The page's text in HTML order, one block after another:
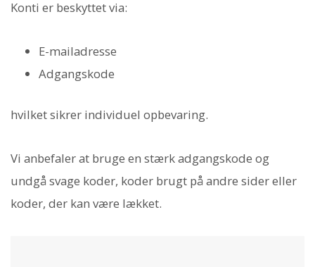
Konti er beskyttet via:
E-mailadresse
Adgangskode
hvilket sikrer individuel opbevaring.
Vi anbefaler at bruge en stærk adgangskode og
undgå svage koder, koder brugt på andre sider eller
koder, der kan være lækket.